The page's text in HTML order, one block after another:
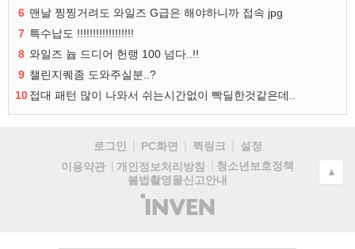
6 맨날 찡찡거려도 와일즈 G급은 해야하니까 접속 jpg
7 특수납도 !!!!!!!!!!!!!!!!!!
8 와일즈 늅 드디어 헌랭 100 넘다..!!
9 챌린지퀘좀 도와주실분..?
10접대 패턴 많이 나와서 쉬는시간없이 빡딜한것같은데..
로그인 PC화면 퀵링크
설정
이용약관
개인정보처리방침
청소년보호정책
불법촬영물신고안내
(주)
인
▲